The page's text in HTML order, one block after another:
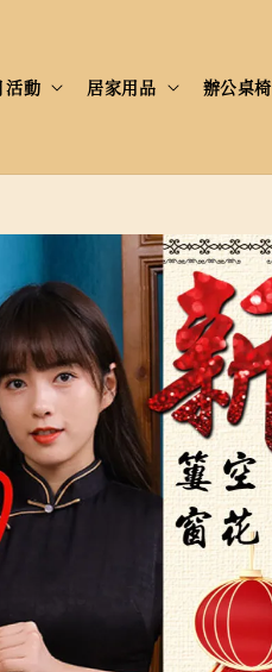
活動 居家用品 辦公桌椅